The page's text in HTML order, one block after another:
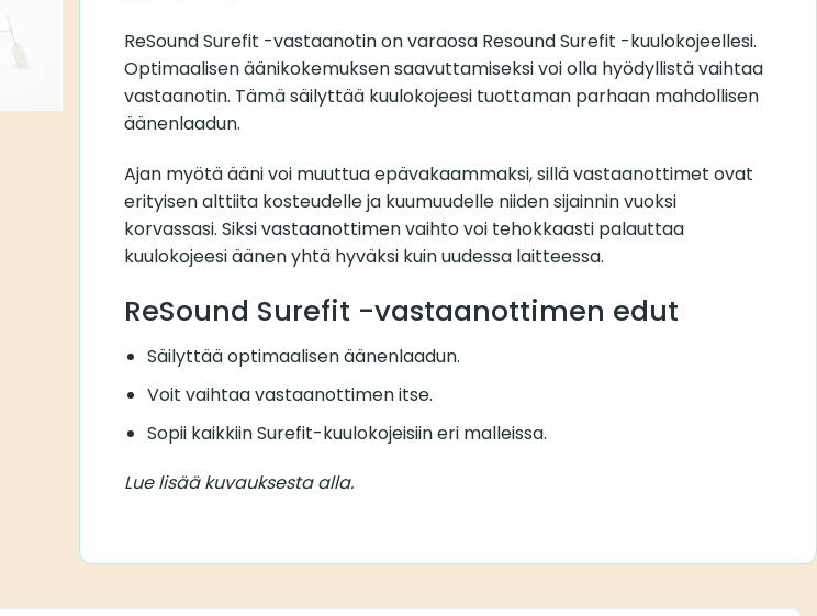
ReSound Surefit -vastaanotin on varaosa Resound Surefit -kuulokojeellesi.
Optimaalisen äänikokemuksen saavuttamiseksi voi olla hyödyllistä vaihtaa
vastaanotin. Tämä säilyttää kuulokojeesi tuottaman parhaan mahdollisen
äänenlaadun.
Ajan myötä ääni voi muuttua epävakaammaksi, sillä vastaanottimet ovat
erityisen alttiita kosteudelle ja kuumuudelle niiden sijainnin vuoksi
korvassasi. Siksi vastaanottimen vaihto voi tehokkaasti palauttaa
kuulokojeesi äänen yhtä hyväksi kuin uudessa laitteessa.
ReSound Surefit -vastaanottimen edut
Säilyttää optimaalisen äänenlaadun.
Voit vaihtaa vastaanottimen itse.
Sopii kaikkiin Surefit-kuulokojeisiin eri malleissa.
Lue lisää kuvauksesta alla.